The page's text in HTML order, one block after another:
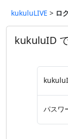
kukuluLIVE > ロ
kukuluID
パスワ